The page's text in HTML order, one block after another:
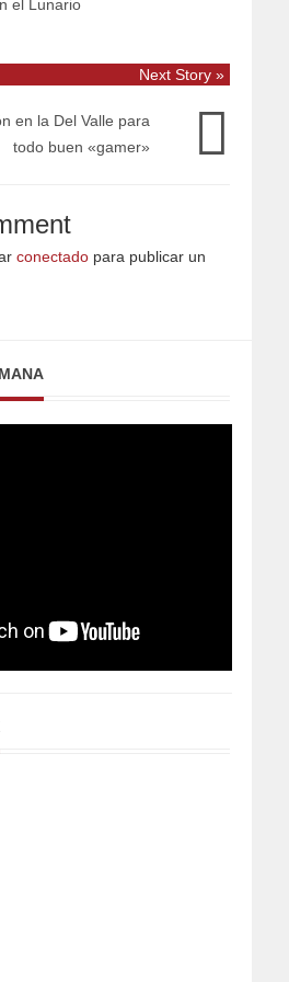
el Lunario
Next Story »
en la Del Valle para
todo buen «gamer»
conectado para publicar un